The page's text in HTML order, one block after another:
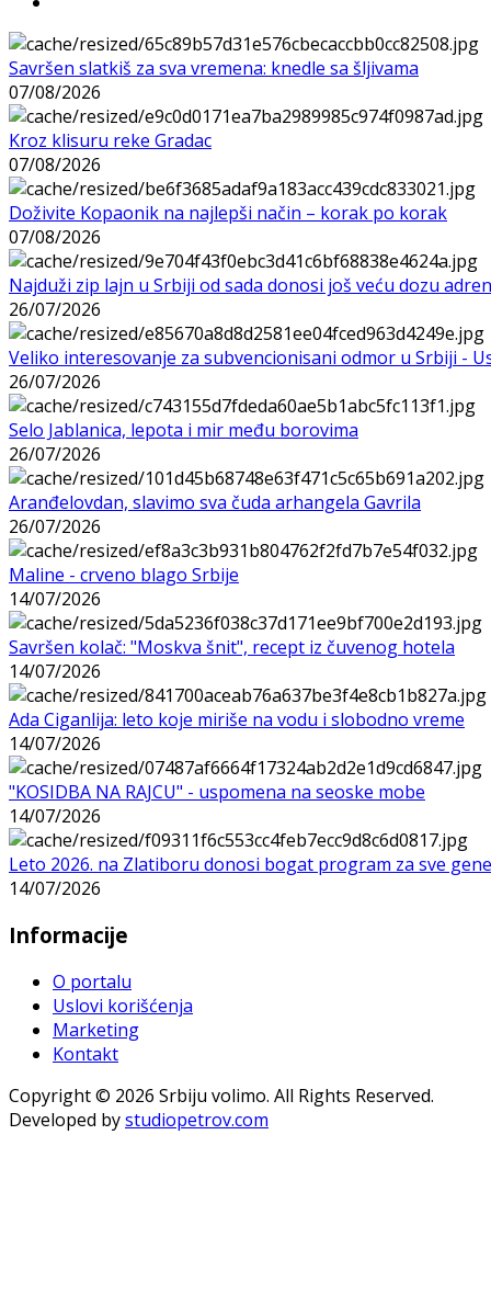
Savršen slatkiš za sva vremena: knedle sa šljivama
07/08/2026
Kroz klisuru reke Gradac
07/08/2026
Doživite Kopaonik na najlepši način – korak po korak
07/08/2026
Najduži zip lajn u Srbiji od sada donosi još veću dozu
26/07/2026
Veliko interesovanje za subvencionisani odmor u Srbiji -
26/07/2026
Selo Jablanica, lepota i mir među borovima
26/07/2026
Aranđelovdan, slavimo sva čuda arhangela Gavrila
26/07/2026
Maline - crveno blago Srbije
14/07/2026
Savršen kolač: "Moskva šnit", recept iz čuvenog hotela
14/07/2026
Ada Ciganlija: leto koje miriše na vodu i slobodno vreme
14/07/2026
"KOSIDBA NA RAJCU" - uspomena na seoske mobe
14/07/2026
Leto 2026. na Zlatiboru donosi bogat program za sve
14/07/2026
Informacije
O portalu
Uslovi korišćenja
Marketing
Kontakt
Copyright © 2026 Srbiju volimo. All Rights Reserved.
Developed bystudiopetrov.com